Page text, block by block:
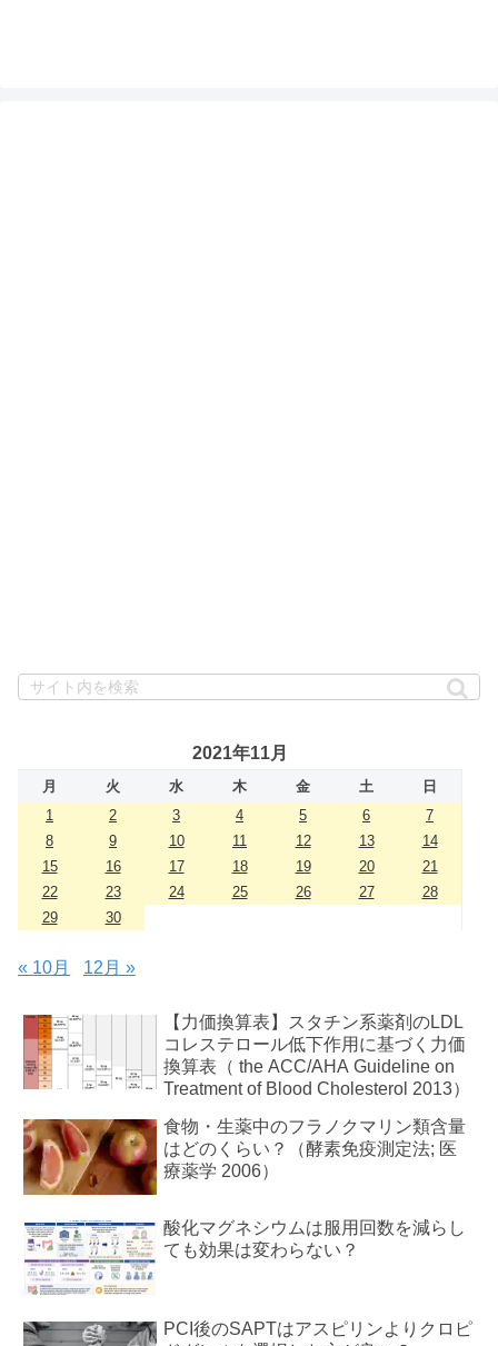
2021年11月
月 火 水 木 金 土
日
1
2 3 4 5 6
7
8
9 10 11 12 13
14
15
16 17 18 19 20
21
22
23 24 25 26 27
28
29
30
« 10月 12月 »
【力価換算表】スタチン系薬剤のLDL
コレステロール低下作用に基づく力価
換算表（ the ACC/AHA Guideline on
Treatment of Blood Cholesterol 2013）
食物・生薬中のフラノクマリン類含量
はどのくらい？（酵素免疫測定法; 医
療薬学 2006）
酸化マグネシウムは服用回数を減らし
ても効果は変わらない？
PCI後のSAPTはアスピリンよりクロピ